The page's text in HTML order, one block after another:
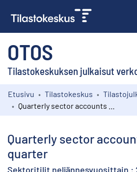
OTOS
Tilastokeskuksen julkaisut
Kokoelmat
Etusivu Tilastokeskus
Quarterly sector
quarter
Sektoritilit neljännesvuosittain :